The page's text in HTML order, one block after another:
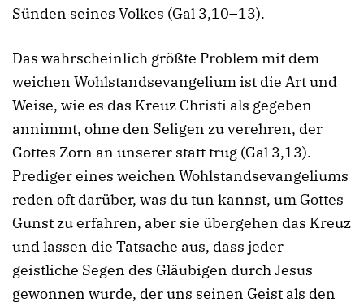
Sünden seines Volkes (Gal 3,10–13).
Das wahrscheinlich größte Problem mit dem
weichen Wohlstandsevangelium ist die Art und
Weise, wie es das Kreuz Christi als gegeben
annimmt, ohne den Seligen zu verehren, der
Gottes Zorn an unserer statt trug (Gal 3,13).
Prediger eines weichen Wohlstandsevangeliums
reden oft darüber, was du tun kannst, um Gottes
Gunst zu erfahren, aber sie übergehen das Kreuz
und lassen die Tatsache aus, dass jeder
geistliche Segen des Gläubigen durch Jesus
gewonnen wurde, der uns seinen Geist als den